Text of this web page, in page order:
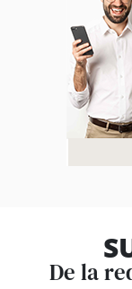
De la